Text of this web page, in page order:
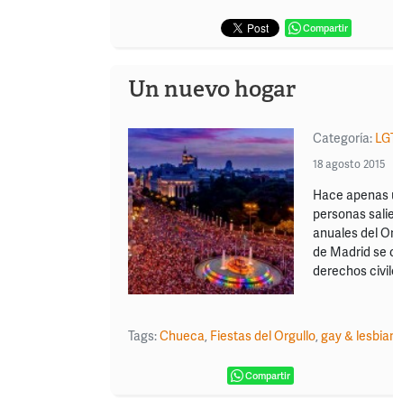
Compartir
Un nuevo hogar
Categoría:
18 agosto 2015
Hace apenas
personas
anuales del
de Madrid se
derechos
Tags:Chueca, Fiestas del Orgullo,gay &
Compartir